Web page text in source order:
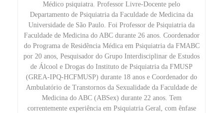
Médico psiquiatra. Professor Livre-Docente pelo
Departamento de Psiquiatria da Faculdade de Medicina da
Universidade de São Paulo. Foi Professor de Psiquiatria da
Faculdade de Medicina do ABC durante 26 anos. Coordenador
do Programa de Residência Médica em Psiquiatria da FMABC
por 20 anos, Pesquisador do Grupo Interdisciplinar de Estudos
de Álcool e Drogas do Instituto de Psiquiatria da FMUSP
(GREA-IPQ-HCFMUSP) durante 18 anos e Coordenador do
Ambulatório de Transtornos da Sexualidade da Faculdade de
Medicina do ABC (ABSex) durante 22 anos. Tem
correntemente experiência em Psiquiatria Geral, com ênfase